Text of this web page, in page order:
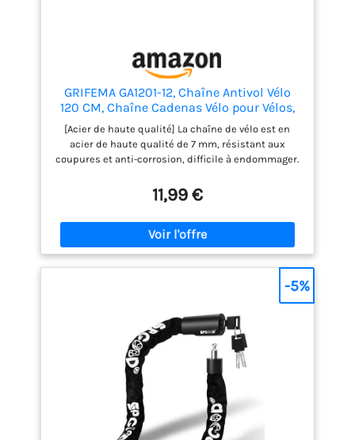
GRIFEMA GA1201-12, Chaîne Antivol Vélo
120 CM, Chaîne Cadenas Vélo pour Vélos,
Motos, trotinette electrique, Portails, Noir
[Acier de haute qualité] La chaîne de vélo est en
acier de haute qualité de 7 mm, résistant aux
coupures et anti-corrosion, difficile à endommager.
moto est en tissu de nylon de haute qualité, qui
peut résister à la corrosion, à l'usure et est plus
durable. [Large application] La chaîne antivol de
vélo mesure 120 cm de long et peut être utilisée
dans un plus large éventail de scénarios.Il peut
verrouiller plusieurs vélos, ce qui convient très bien
aux vélos stationnaires, aux vélos électriques, aux
portes, aux grilles extérieures, etc. [Cadenas à clé]
combinaison, le cadenas à chaîne est équipé de 2
clés mécaniques pour éviter toute perte.
[Conception intime] Le cylindre de serrure de
scooter est conçu avec un couvercle étanche à l'eau
et à la poussière, la clé est également unique et la
fonction antivol est plus puissante.
11,99 €
-5%